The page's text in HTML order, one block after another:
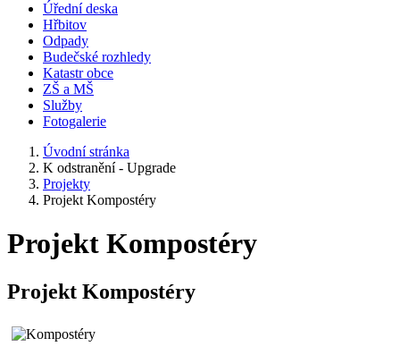
Úřední deska
Hřbitov
Odpady
Budečské rozhledy
Katastr obce
ZŠ a MŠ
Služby
Fotogalerie
Úvodní stránka
K odstranění - Upgrade
Projekty
Projekt Kompostéry
Projekt Kompostéry
Projekt Kompostéry